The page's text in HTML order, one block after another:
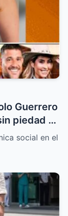
Guerrero
piedad y
y a La
social en el